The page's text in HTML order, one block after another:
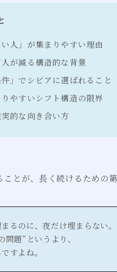
人」が集まりやすい理由
が減る構造的な背景
」でシビアに選ばれること
やすいシフト構造の限界
的な向き合い方
とが、長く続けるための
るのに、夜だけ埋まらない。
問題”というより、
すよね。